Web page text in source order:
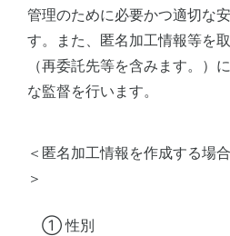
管理のために必要かつ適切な
す。また、匿名加工情報等を
（再委託先等を含みます。）
な監督を行います。
＜匿名加工情報を作成する場
＞
① 性別